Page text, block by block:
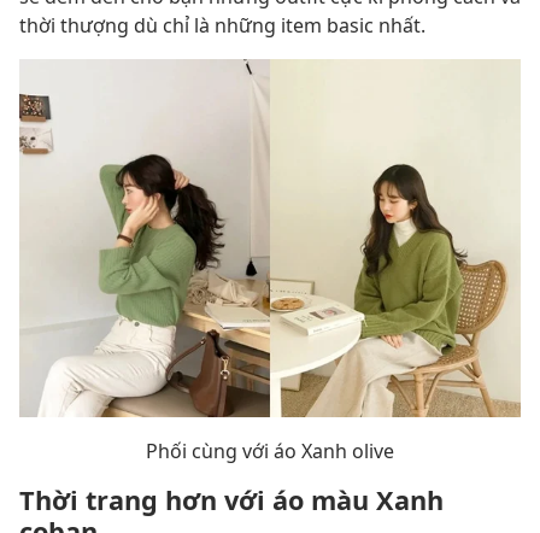
thời thượng dù chỉ là những item basic nhất.
Phối cùng với áo Xanh olive
Thời trang hơn với áo màu Xanh